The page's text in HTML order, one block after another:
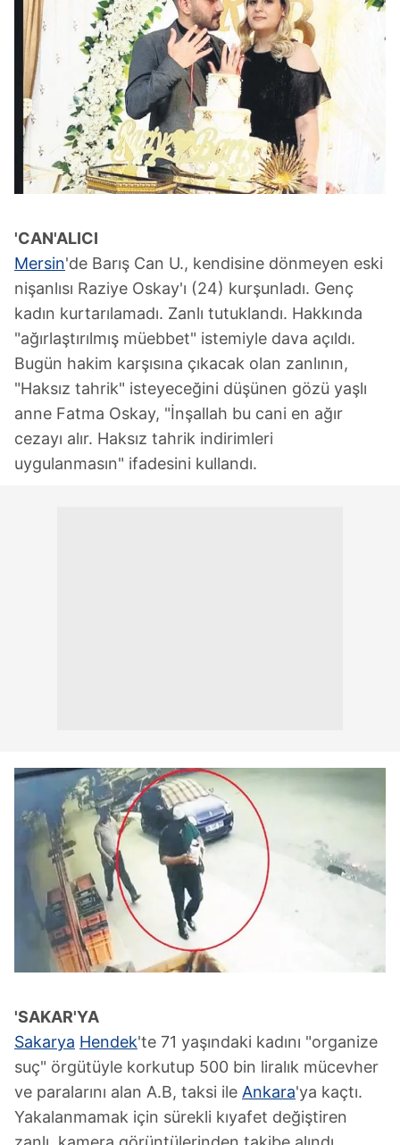
'CAN'ALICI
Mersin'de Barış Can U., kendisine dönmeyen eski
nişanlısı Raziye Oskay'ı (24) kurşunladı. Genç
kadın kurtarılamadı. Zanlı tutuklandı. Hakkında
"ağırlaştırılmış müebbet" istemiyle dava açıldı.
Bugün hakim karşısına çıkacak olan zanlının,
"Haksız tahrik" isteyeceğini düşünen gözü yaşlı
anne Fatma Oskay, "İnşallah bu cani en ağır
cezayı alır. Haksız tahrik indirimleri
uygulanmasın" ifadesini kullandı.
'SAKAR'YA
Sakarya Hendek'te 71 yaşındaki kadını "organize
suç" örgütüyle korkutup 500 bin liralık mücevher
ve paralarını alan A.B, taksi ile Ankara'ya kaçtı.
Yakalanmamak için sürekli kıyafet değiştiren